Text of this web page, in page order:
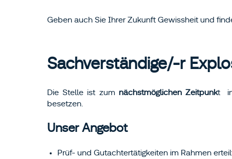
Geben auch Sie Ihrer Zukunft Gewissheit und
Sachverständige/-r
Die Stelle ist zum nächstmöglichen Zeitpunkt
besetzen.
Unser Angebot
Prüf- und Gutachtertätigkeiten im Rahmen